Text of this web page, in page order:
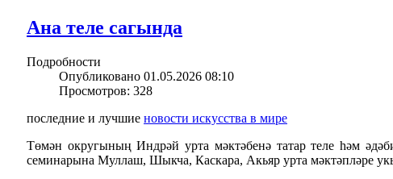
Ана теле сагында
Подробности
Опубликовано 01.05.2026 08:10
Просмотров: 328
последние и лучшие новости искусства в мире
Төмән округының Индрәй урта мәктәбенә татар теле һәм
семинарына Муллаш, Шыкча, Каскара, Акьяр урта мәктәпләре